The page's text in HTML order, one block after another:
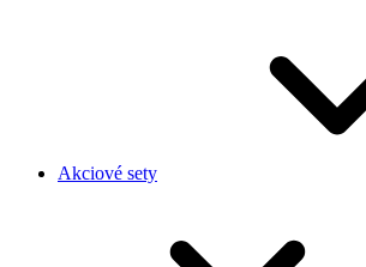
Akciové sety